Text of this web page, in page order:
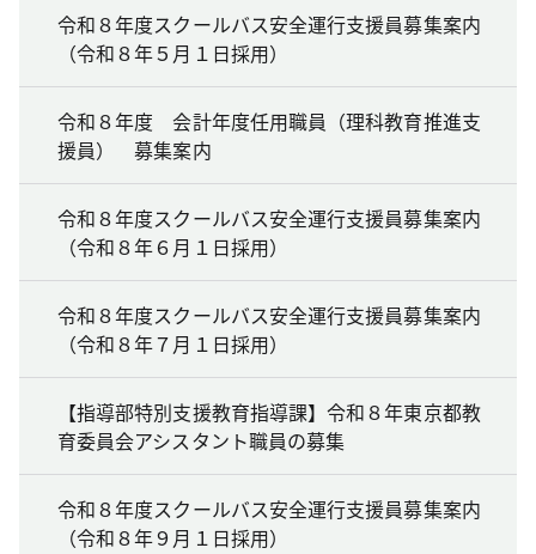
令和８年度スクールバス安全運行支援員募集案内
（令和８年５月１日採用）
令和８年度 会計年度任用職員（理科教育推進支
援員） 募集案内
令和８年度スクールバス安全運行支援員募集案内
（令和８年６月１日採用）
令和８年度スクールバス安全運行支援員募集案内
（令和８年７月１日採用）
【指導部特別支援教育指導課】令和８年東京都教
育委員会アシスタント職員の募集
令和８年度スクールバス安全運行支援員募集案内
（令和８年９月１日採用）